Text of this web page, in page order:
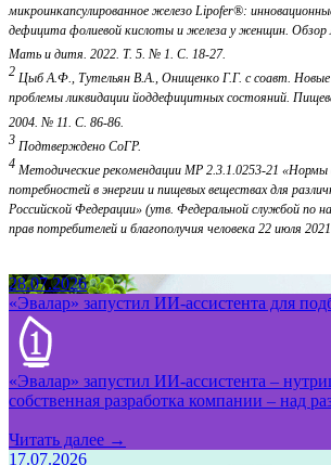
микроинкапсулированное железо Lipofer®:
дефицита фолиевой кислоты и железа у женщин.
Мать и дитя. 2022. Т. 5. № 1. С. 18-27.
2 Цыб А.Ф., Тутельян В.А., Онищенко Г.Г. с соавт.
проблемы ликвидации йоддефицитных состояний.
2004. № 11. С. 86-86.
3 Подтверждено СоГР.
4 Методические рекомендации MP 2.3.1.0253-21 «Нормы
потребностей в энергии и пищевых веществах для
Российской Федерации» (утв. Федеральной службой по
прав потребителей и благополучия человека 22 июля
28.07.2026
«Эвалар» запустил ИИ-ассистента для
«Эвалар» запустил ИИ-ассистента –
собственная разработка компании – над
Читать далее →
17.07.2026